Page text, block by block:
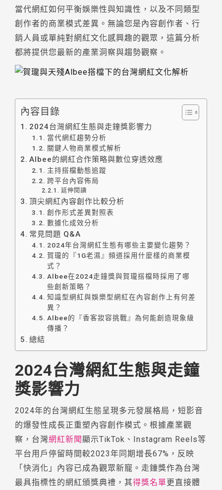
當代網紅如何平衡娛樂性與知識性，以及不同類型
創作者的商業模式差異。無論您是內容創作者、行
銷人員或單純對網紅文化感興趣的觀眾，這篇分析
都將提供您最新的產業洞察與趨勢觀察。
內容目錄
2024台灣網紅生態與走鐘獎影響力
當代網紅趨勢分析
關鍵人物商業模式解析
Albee的網紅合作策略與數位穿透效應
主持搭檔動態追蹤
跨平台內容佈局
延伸閱讀
頂尖網紅內容創作比較分析
創作形式差異對照表
數據化成效分析
常見問題 Q&A
2024年台灣網紅生態有哪些主要變化趨勢？
賀瓏的『1G老濕』頻道採用什麼樣的商業模
式？
Albee在2024走鐘獎與賀瓏搭檔時採用了哪
些創新策略？
知識型網紅與娛樂型網紅在內容創作上有何差
異？
Albee的『香客妝容挑戰』為何能創造現象級
傳播？
總結
2024台灣網紅生態與走鐘
獎影響力
2024年的台灣網紅生態呈現多元發展格局，短影音
的爆發性成長正重塑內容創作模式。根據產業觀
察，台灣網紅新聞 顯示TikTok、Instagram Reels等
平台用戶停留時間較2023年同期增長67%，反映
「快消化」內容已成為觀眾新寵。走鐘獎作為台灣
最具指標性的網紅頒獎典禮，其得獎名單更直接體